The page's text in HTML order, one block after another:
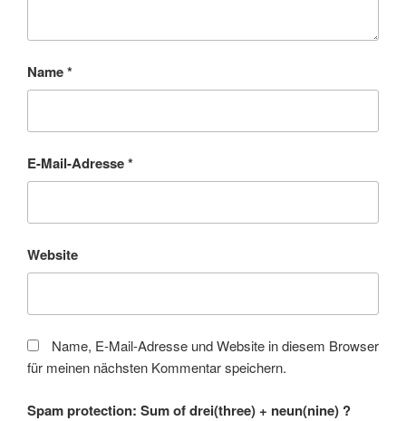
Name*
E-Mail-Adresse*
Website
Name, E-Mail-Adresse und Website in diesem Browser
für meinen nächsten Kommentar speichern.
Spam protection: Sum of drei(three) + neun(nine) ?